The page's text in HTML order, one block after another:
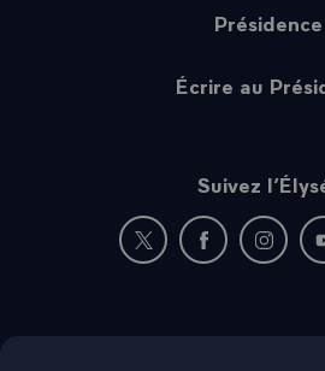
Présidence
Écrire au
Suivez
Nouvelle fenêtre :
Nouvelle